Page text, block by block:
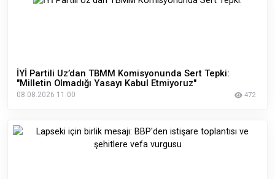
İYİ Partili Uz’dan TBMM Komisyonunda Sert Tepki:
"Milletin Olmadığı Yasayı Kabul Etmiyoruz"
08.08.2026 11:00 472